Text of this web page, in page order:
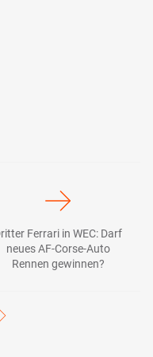
Ferrari in WEC: Darf
neues AF-Corse-Auto
Rennen gewinnen?